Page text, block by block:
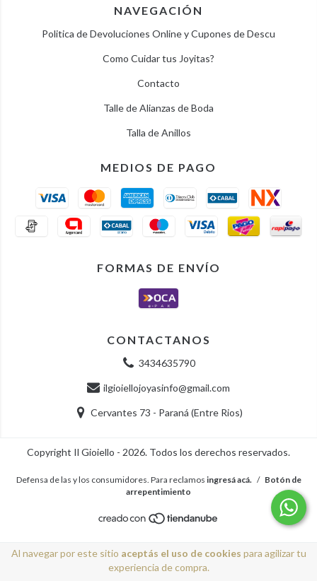
Al navegar por este sitio aceptás el uso de cookies para agilizar tu
experiencia de compra.
NAVEGACIÓN
Politica de Devoluciones Online y Cupones de Descu
Como Cuidar tus Joyitas?
Contacto
Talle de Alianzas de Boda
Talla de Anillos
MEDIOS DE PAGO
FORMAS DE ENVÍO
CONTACTANOS
3434635790
ilgioiellojoyasinfo@gmail.com
Cervantes 73 - Paraná (Entre Rios)
Copyright Il Gioiello - 2026. Todos los derechos reservados.
Defensa de las y los consumidores. Para reclamos ingresá acá. / Botón de
arrepentimiento